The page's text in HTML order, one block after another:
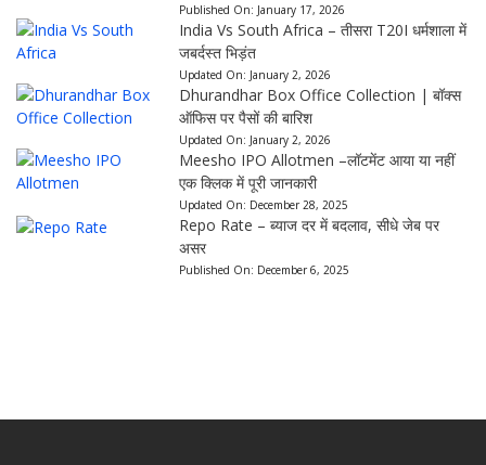
Published On: January 17, 2026
India Vs South Africa – तीसरा T20I धर्मशाला में
जबर्दस्त भिड़ंत
Updated On: January 2, 2026
Dhurandhar Box Office Collection | बॉक्स
ऑफिस पर पैसों की बारिश
Updated On: January 2, 2026
Meesho IPO Allotmen –लॉटमेंट आया या नहीं
एक क्लिक में पूरी जानकारी
Updated On: December 28, 2025
Repo Rate – ब्याज दर में बदलाव, सीधे जेब पर
असर
Published On: December 6, 2025